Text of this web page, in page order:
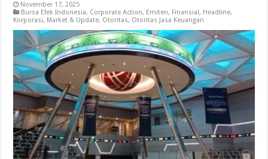
November 17, 2025
Bursa Efek Indonesia, Corporate Action, Emiten, Finansial, Headline,
Korporasi, Market & Update, Otoritas, Otoritas Jasa Keuangan